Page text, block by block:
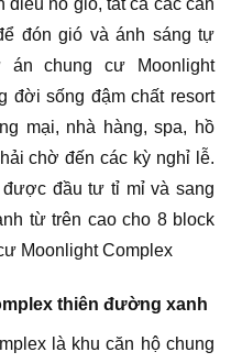
no gió, tất cả các căn
đón gió và ánh sáng tự
chung cư Moonlight
đời sống đậm chất resort
mại, nhà hàng, spa, hồ
chờ đến các kỳ nghỉ lễ.
đầu tư tỉ mỉ và sang
từ trên cao cho 8 block
Moonlight Complex
thiên đường xanh
là khu căn hộ chung